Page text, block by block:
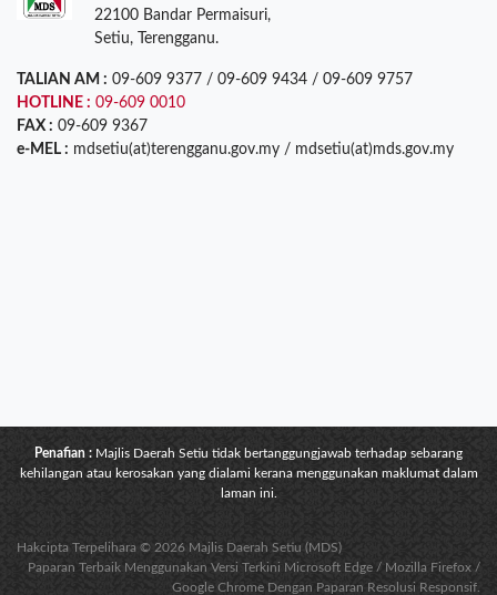
22100 Bandar Permaisuri,
Setiu, Terengganu.
TALIAN AM : 09-609 9377 / 09-609 9434 / 09-609 9757
HOTLINE : 09-609 0010
FAX : 09-609 9367
e-MEL : mdsetiu(at)terengganu.gov.my / mdsetiu(at)mds.gov.my
Penafian : Majlis Daerah Setiu tidak bertanggungjawab terhadap sebarang
kehilangan atau kerosakan yang dialami kerana menggunakan maklumat dalam
laman ini.
Hakcipta Terpelihara © 2026 Majlis Daerah Setiu (MDS)
Paparan Terbaik Menggunakan Versi Terkini Microsoft Edge / Mozilla Firefox /
Google Chrome Dengan Paparan Resolusi Responsif.